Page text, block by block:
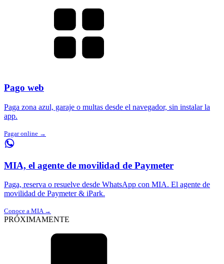
Pago web
Paga zona azul, garaje o multas desde el navegador, sin instalar la
app.
Pagar online →
MIA, el agente de movilidad de Paymeter
Paga, reserva o resuelve desde WhatsApp con MIA. El agente de
movilidad de Paymeter & iPark.
Conoce a MIA →
PRÓXIMAMENTE